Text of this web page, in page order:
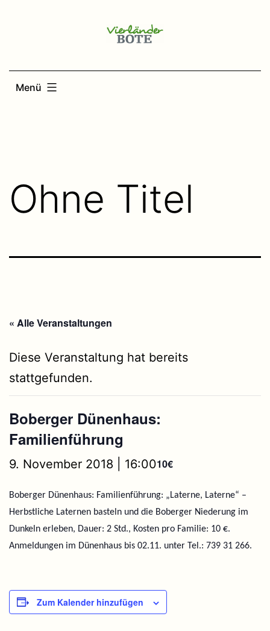
Menü
Ohne Titel
« Alle Veranstaltungen
Diese Veranstaltung hat bereits
stattgefunden.
Boberger Dünenhaus:
Familienführung
9. November 2018 | 16:0010€
Boberger Dünenhaus: Familienführung: „Laterne, Laterne“ –
Herbstliche Laternen basteln und die Boberger Niederung im
Dunkeln erleben, Dauer: 2 Std., Kosten pro Familie: 10 €.
Anmeldungen im Dünenhaus bis 02.11. unter Tel.: 739 31 266.
Zum Kalender hinzufügen